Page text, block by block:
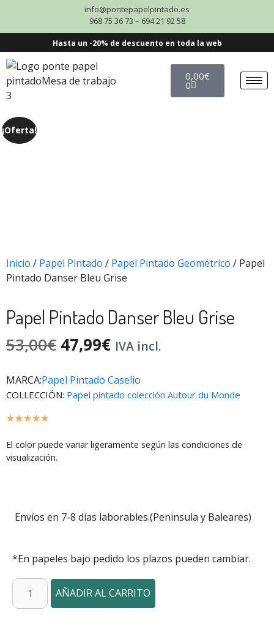
info@pontepapelpintado.es
968 75 36 73 – 694 21 92 58
Hasta un -20% de descuento en toda la web
0,00€
0
¡Oferta!
Inicio / Papel Pintado / Papel Pintado Geométrico / Papel
Pintado Danser Bleu Grise
Papel Pintado Danser Bleu Grise
53,00€ 47,99€ IVA incl.
MARCA:Papel Pintado Caselio
COLLECCIÓN: Papel pintado colección Autour du Monde
☆☆☆☆☆
El color puede variar ligeramente según las condiciones de
visualización.
Envíos en 7-8 días laborables.(Peninsula y Baleares)
*En papeles bajo pedido los plazos pueden cambiar.
AÑADIR AL CARRITO